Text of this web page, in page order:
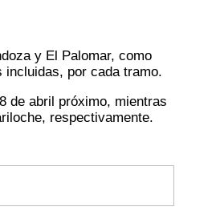
y El Palomar, como
incluidas, por cada tramo.
de abril próximo, mientras
respectivamente.